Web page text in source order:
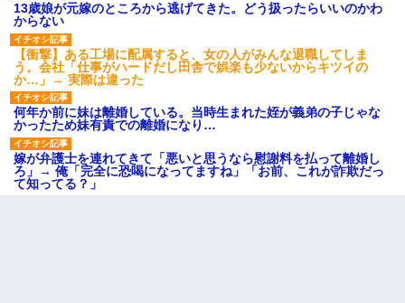
13歳娘が元嫁のところから逃げてきた。どう扱ったらいいのかわ
からない
【衝撃】ある工場に配属すると、女の人がみんな退職してしま
う。会社「仕事がハードだし田舎で娯楽も少ないからキツイの
か…」→ 実際は違った
何年か前に妹は離婚している。当時生まれた姪が義弟の子じゃな
かったため妹有責での離婚になり…
嫁が弁護士を連れてきて「悪いと思うなら慰謝料を払って離婚し
ろ」→ 俺「完全に恐喝になってますね」「お前、これが詐欺だっ
て知ってる？」